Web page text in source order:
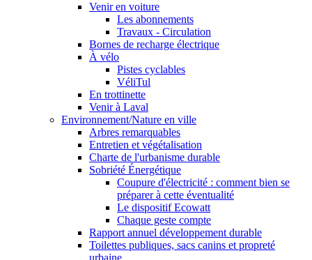
Venir en voiture
Les abonnements
Travaux - Circulation
Bornes de recharge électrique
À vélo
Pistes cyclables
VéliTul
En trottinette
Venir à Laval
Environnement/Nature en ville
Arbres remarquables
Entretien et végétalisation
Charte de l'urbanisme durable
Sobriété Énergétique
Coupure d'électricité : comment bien se
préparer à cette éventualité
Le dispositif Ecowatt
Chaque geste compte
Rapport annuel développement durable
Toilettes publiques, sacs canins et propreté
urbaine